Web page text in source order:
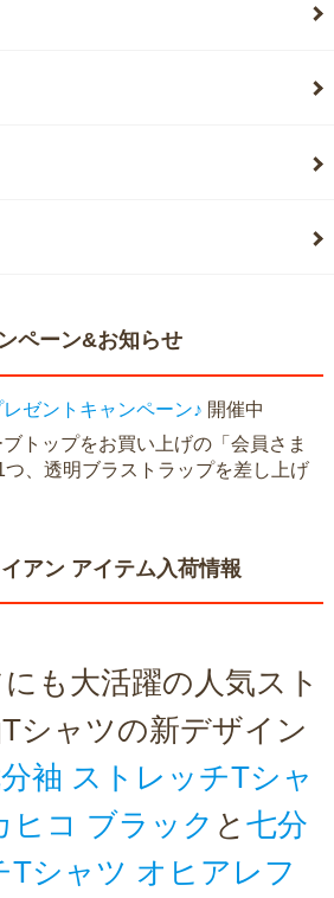
ペーン&お知らせ
ゼントキャンペーン♪ 開催中
トップをお買い上げの「会員さま
、透明ブラストラップを差し上げ
アン アイテム入荷情報
も大活躍の人気スト
シャツの新デザイン
袖 ストレッチTシャ
ヒコ ブラック と 七分
Tシャツ オヒアレフ